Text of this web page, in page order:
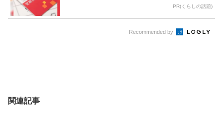
PR(くらしの話題)
Recommended by
関連記事